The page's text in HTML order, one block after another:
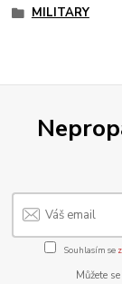
MILITARY
Souhlasím se
Můžete